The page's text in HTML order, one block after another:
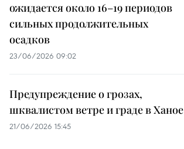
ожидается около 16–19 периодов
сильных продолжительных
осадков
23/06/2026 09:02
Предупреждение о грозах,
шквалистом ветре и граде в Ханое
21/06/2026 15:45